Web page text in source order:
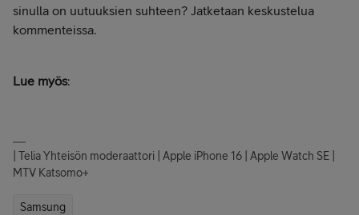
sinulla on uutuuksien suhteen? Jatketaan keskustelua
kommenteissa.
Lue myös:
| Telia Yhteisön moderaattori | Apple iPhone 16 | Apple Watch SE |
MTV Katsomo+
Samsung